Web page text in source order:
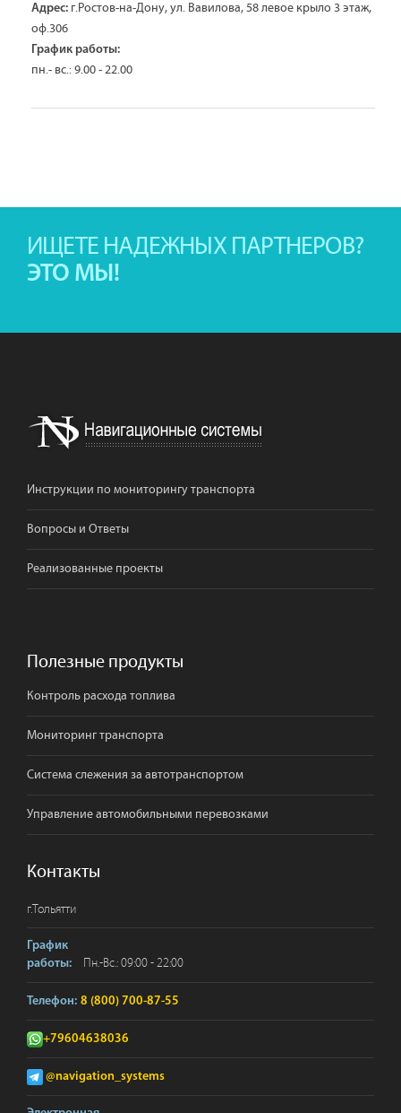
Адрес: г.Ростов-на-Дону, ул. Вавилова, 58 левое крыло 3 этаж,
оф.306
График работы:
пн.- вс.: 9.00 - 22.00
ИЩЕТЕ НАДЕЖНЫХ ПАРТНЕРОВ?
ЭТО МЫ!
Инструкции по мониторингу транспорта
Вопросы и Ответы
Реализованные проекты
Полезные продукты
Контроль расхода топлива
Мониторинг транспорта
Система слежения за автотранспортом
Управление автомобильными перевозками
Контакты
г.Тольятти
График
работы:
Пн.-Вс.: 09:00 - 22:00
Телефон: 8 (800) 700-87-55
+79604638036
@navigation_systems